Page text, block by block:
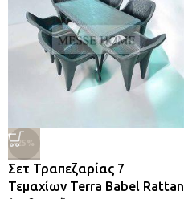
-25%
Σετ Τραπεζαρίας 7
Τεμαχίων Terra Babel Rattan